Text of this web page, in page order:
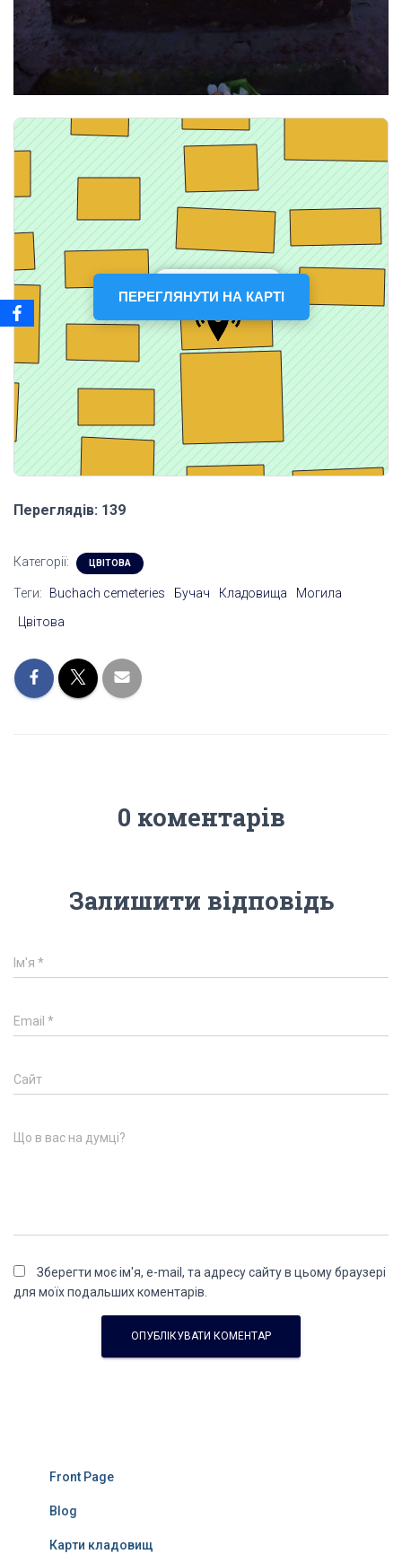
ПЕРЕГЛЯНУТИ НА КАРТІ
Переглядів: 139
Категорії: ЦВІТОВА
Теги: Buchach cemeteries Бучач Кладовища
Могила
Цвітова
0 коментарів
Залишити відповідь
Ім'я *
Email *
Сайт
Що в вас на думці?
Зберегти моє ім'я, e-mail, та адресу сайту в цьому браузері
для моїх подальших коментарів.
Front Page
Blog
Карти кладовищ